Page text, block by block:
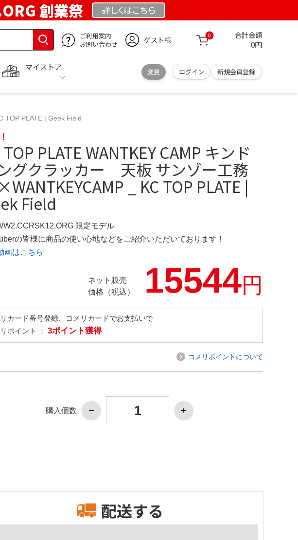
創業祭 詳しくはこちら
ご利用案内
お問い合わせ
ゲスト様 0 合計金額
0円
マイストア
変更 ログイン 新規会員登録
TOP PLATE | Geek Field
!
TOP PLATE WANTKEY CAMP キンド
グクラッカー 天板 サンゾー工務
_ KC TOP PLATE |
Field
限定モデル
の皆様に商品の使い心地などをご紹介いただいております！
画はこちら
ネット販売
価格（税込）
15544円
カード番号登録、コメリカードでお支払いで
ポイント ： 3ポイント獲得
コメリポイントについて
購入個数
配送する